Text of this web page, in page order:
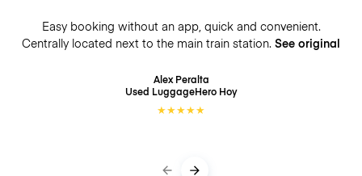
Easy booking without an app, quick and convenient.
Centrally located next to the main train station. See original
Alex Peralta
Used LuggageHero Hoy
★★★★★